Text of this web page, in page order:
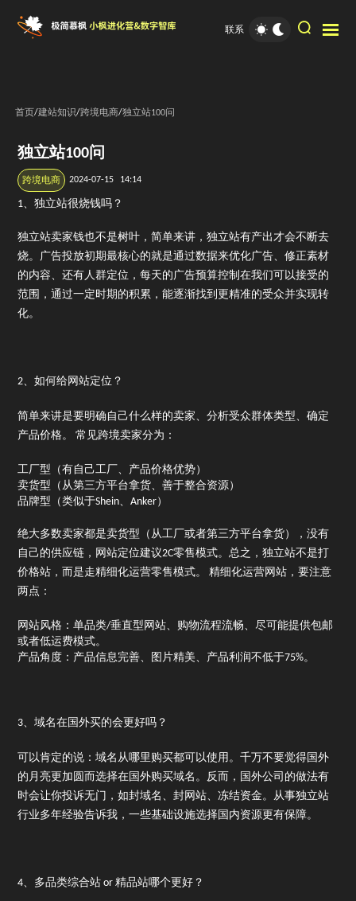
联系
首页/建站知识/跨境电商/独立站100问
独立站100问
跨境电商 2024-07-15 14:14
1、独立站很烧钱吗？
独立站卖家钱也不是树叶，简单来讲，独立站有产出才会不断去
烧。广告投放初期最核心的就是通过数据来优化广告、修正素材
的内容、还有人群定位，每天的广告预算控制在我们可以接受的
范围，通过一定时期的积累，能逐渐找到更精准的受众并实现转
化。
2、如何给网站定位？
简单来讲是要明确自己什么样的卖家、分析受众群体类型、确定
产品价格。 常见跨境卖家分为：
工厂型（有自己工厂、产品价格优势）
卖货型（从第三方平台拿货、善于整合资源）
品牌型（类似于Shein、Anker）
绝大多数卖家都是卖货型（从工厂或者第三方平台拿货），没有
自己的供应链，网站定位建议2C零售模式。总之，独立站不是打
价格站，而是走精细化运营零售模式。 精细化运营网站，要注意
两点：
网站风格：单品类/垂直型网站、购物流程流畅、尽可能提供包邮
或者低运费模式。
产品角度：产品信息完善、图片精美、产品利润不低于75%。
3、域名在国外买的会更好吗？
可以肯定的说：域名从哪里购买都可以使用。千万不要觉得国外
的月亮更加圆而选择在国外购买域名。反而，国外公司的做法有
时会让你投诉无门，如封域名、封网站、冻结资金。从事独立站
行业多年经验告诉我，一些基础设施选择国内资源更有保障。
4、多品类综合站 or 精品站哪个更好？